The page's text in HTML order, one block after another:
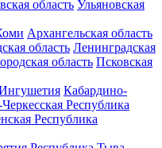
область Ульяновская
Архангельская область
область Ленинградская
область Псковская
Кабардино-
Республика
Республика